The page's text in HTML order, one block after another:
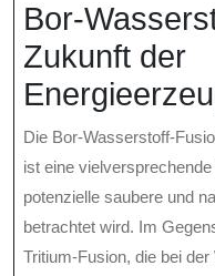
Bor-
Zukunft der
Die Bor-Wasserstoff-
ist eine
potenzielle saubere und
betrachtet wird. Im
Tritium-Fusion, die bei